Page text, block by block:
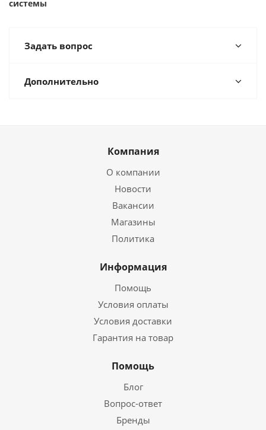
системы
Задать вопрос
Дополнительно
Компания
О компании
Новости
Вакансии
Магазины
Политика
Информация
Помощь
Условия оплаты
Условия доставки
Гарантия на товар
Помощь
Блог
Вопрос-ответ
Бренды